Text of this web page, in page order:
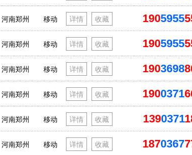
河南郑州 移动 详情 收藏 1905955
河南郑州 移动 详情 收藏 1905955
河南郑州 移动 详情 收藏 1903698
河南郑州 移动 详情 收藏 1900371
河南郑州 移动 详情 收藏 1390371
河南郑州 移动 详情 收藏 1870367